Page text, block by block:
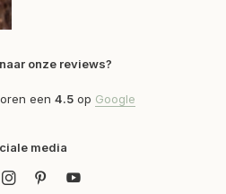
onze reviews?
een 4.5 op Google
media